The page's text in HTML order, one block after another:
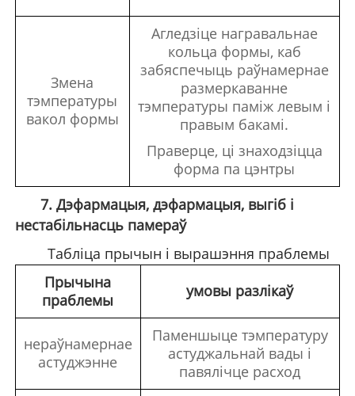
Змена
тэмпературы
вакол формы
Агледзіце награвальнае
кольца формы, каб
забяспечыць раўнамернае
размеркаванне
тэмпературы паміж левым і
правым бакамі.
Праверце, ці знаходзіцца
форма па цэнтры
7. Дэфармацыя, дэфармацыя, выгіб і
нестабільнасць памераў
Табліца прычын і вырашэння праблемы
Прычына
праблемы
умовы разлікаў
нераўнамернае
астуджэнне
Паменшыце тэмпературу
астуджальнай вады і
павялічце расход